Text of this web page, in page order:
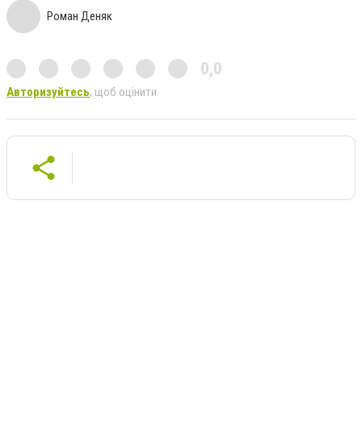
Роман Деняк
0,0
Авторизуйтесь, щоб оцінити